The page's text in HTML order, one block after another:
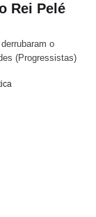
Rei Pelé
o
(Progressistas)